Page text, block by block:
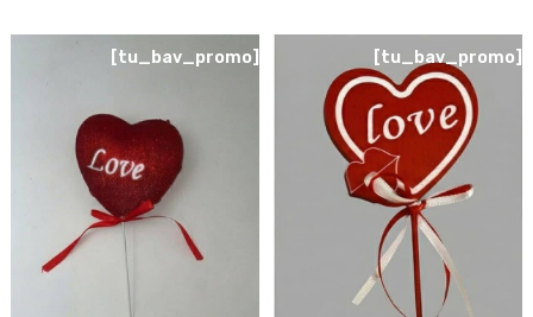
[tu_bav_promo]
[tu_bav_promo]